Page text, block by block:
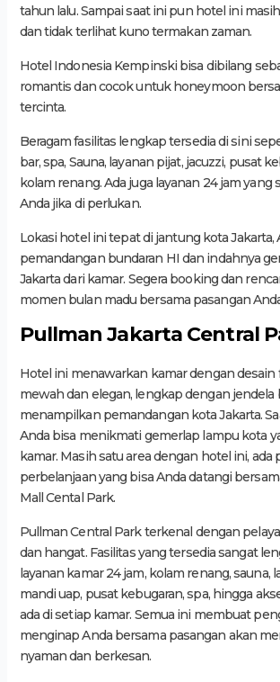
tahun lalu. Sampai saat ini pun hotel ini
dan tidak terlihat kuno termakan zaman.
Hotel Indonesia Kempinski bisa dibilang
romantis dan cocok untuk honeymoon
tercinta.
Beragam fasilitas lengkap tersedia di sini
bar, spa, Sauna, layanan pijat, jacuzzi, pusat
kolam renang. Ada juga layanan 24 jam
Anda jika di perlukan.
Lokasi hotel ini tepat di jantung kota Jakarta,
pemandangan bundaran HI dan indahnya
Jakarta dari kamar. Segera booking dan
momen bulan madu bersama pasangan
Pullman Jakarta Central
Hotel ini menawarkan kamar dengan
mewah dan elegan, lengkap dengan jendela
menampilkan pemandangan kota Jakarta.
Anda bisa menikmati gemerlap lampu kota
kamar. Masih satu area dengan hotel ini, ada
perbelanjaan yang bisa Anda datangi
Mall Cental Park.
Pullman Central Park terkenal dengan
dan hangat. Fasilitas yang tersedia sangat
layanan kamar 24 jam, kolam renang, sauna,
mandi uap, pusat kebugaran, spa, hingga
ada di setiap kamar. Semua ini membuat
menginap Anda bersama pasangan akan
nyaman dan berkesan.